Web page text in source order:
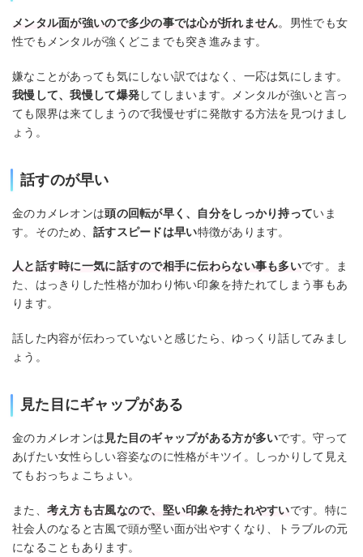
メンタル面が強いので多少の事では心が折れません。男性でも女
性でもメンタルが強くどこまでも突き進みます。
嫌なことがあっても気にしない訳ではなく、一応は気にします。
我慢して、我慢して爆発してしまいます。メンタルが強いと言っ
ても限界は来てしまうので我慢せずに発散する方法を見つけまし
ょう。
話すのが早い
金のカメレオンは頭の回転が早く、自分をしっかり持っていま
す。そのため、 話すスピードは早い特徴があります。
人と話す時に一気に話すので相手に伝わらない事も多いです。ま
た、はっきりした性格が加わり怖い印象を持たれてしまう事もあ
ります。
話した内容が伝わっていないと感じたら、ゆっくり話してみまし
ょう。
見た目にギャップがある
金のカメレオンは 見た目のギャップがある方が多いです。守って
あげたい女性らしい容姿なのに性格がキツイ。しっかりして見え
てもおっちょこちょい。
また、 考え方も古風なので、堅い印象を持たれやすいです。特に
社会人のなると古風で頭が堅い面が出やすくなり、トラブルの元
になることもあります。